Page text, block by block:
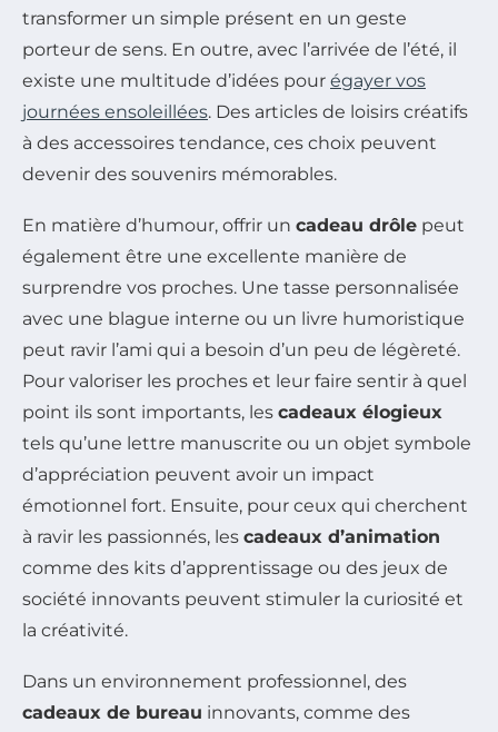
transformer un simple présent en un geste
porteur de sens. En outre, avec l’arrivée de l’été, il
existe une multitude d’idées pour égayer vos
journées ensoleillées. Des articles de loisirs créatifs
à des accessoires tendance, ces choix peuvent
devenir des souvenirs mémorables.
En matière d’humour, offrir un cadeau drôle peut
également être une excellente manière de
surprendre vos proches. Une tasse personnalisée
avec une blague interne ou un livre humoristique
peut ravir l’ami qui a besoin d’un peu de légèreté.
Pour valoriser les proches et leur faire sentir à quel
point ils sont importants, les cadeaux élogieux
tels qu’une lettre manuscrite ou un objet symbole
d’appréciation peuvent avoir un impact
émotionnel fort. Ensuite, pour ceux qui cherchent
à ravir les passionnés, les cadeaux d’animation
comme des kits d’apprentissage ou des jeux de
société innovants peuvent stimuler la curiosité et
la créativité.
Dans un environnement professionnel, des
cadeaux de bureau innovants, comme des